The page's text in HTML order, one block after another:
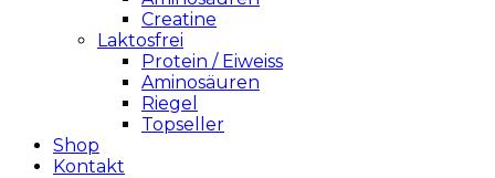
Creatine
Laktosfrei
Protein / Eiweiss
Aminosäuren
Riegel
Topseller
Shop
Kontakt